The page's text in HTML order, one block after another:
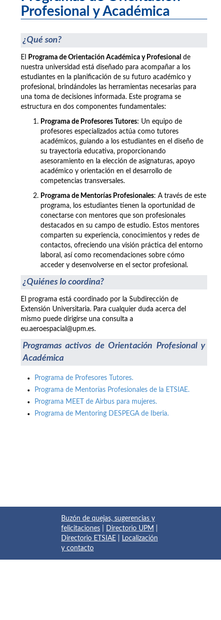
Profesional y Académica
¿Qué son?
El Programa de Orientación Académica y Profesional de
nuestra universidad está diseñado para acompañar a los
estudiantes en la planificación de su futuro académico y
profesional, brindándoles las herramientas necesarias para
una toma de decisiones informada. Este programa se
estructura en dos componentes fundamentales:
Programa de Profesores Tutores: Un equipo de
profesores especializados actúa como tutores
académicos, guiando a los estudiantes en el diseño de
su trayectoria educativa, proporcionando
asesoramiento en la elección de asignaturas, apoyo
académico y orientación en el desarrollo de
competencias transversales.
Programa de Mentorías Profesionales: A través de este
programa, los estudiantes tienen la oportunidad de
conectarse con mentores que son profesionales
destacados en su campo de estudio. Estos mentores
comparten su experiencia, conocimientos y redes de
contactos, ofreciendo una visión práctica del entorno
laboral, así como recomendaciones sobre cómo
acceder y desenvolverse en el sector profesional.
¿Quiénes lo coordina?
El programa está coordinado por la Subdirección de
Extensión Universitaria. Para cualquier duda acerca del
mismo puede dirigirse una consulta a
eu.aeroespacial@upm.es.
Programas activos de Orientación Profesional y
Académica
Programa de Profesores Tutores.
Programa de Mentorías Profesionales de la ETSIAE.
Programa MEET de Airbus para mujeres.
Programa de Mentoring DESPEGA de Iberia.
Buzón de quejas, sugerencias y
felicitaciones
Directorio UPM
Directorio ETSIAE
Localización
y contacto